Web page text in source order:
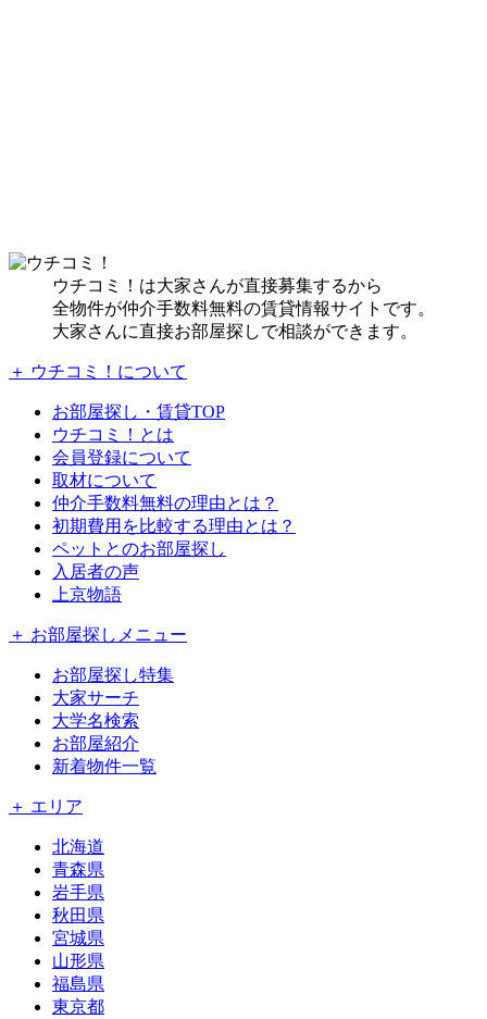
ウチコミ！は大家さんが直接募集するから
全物件が仲介手数料無料の賃貸情報サイトです。
大家さんに直接お部屋探しで相談ができます。
＋ ウチコミ！について
お部屋探し・賃貸TOP
ウチコミ！とは
会員登録について
取材について
仲介手数料無料の理由とは？
初期費用を比較する理由とは？
ペットとのお部屋探し
入居者の声
上京物語
＋ お部屋探しメニュー
お部屋探し特集
大家サーチ
大学名検索
お部屋紹介
新着物件一覧
＋ エリア
北海道
青森県
岩手県
秋田県
宮城県
山形県
福島県
東京都